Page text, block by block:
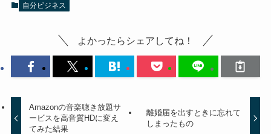
自分ビジネス
よかったらシェアしてね！
Amazonの音楽聴き放題サ
ービスを高音質HDに変え
てみた結果
離婚届を出すときに忘れて
しまったもの